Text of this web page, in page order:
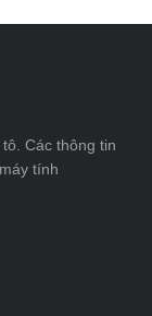
Các thông tin
tính